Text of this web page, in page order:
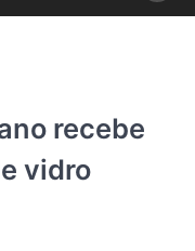
recebe
vidro